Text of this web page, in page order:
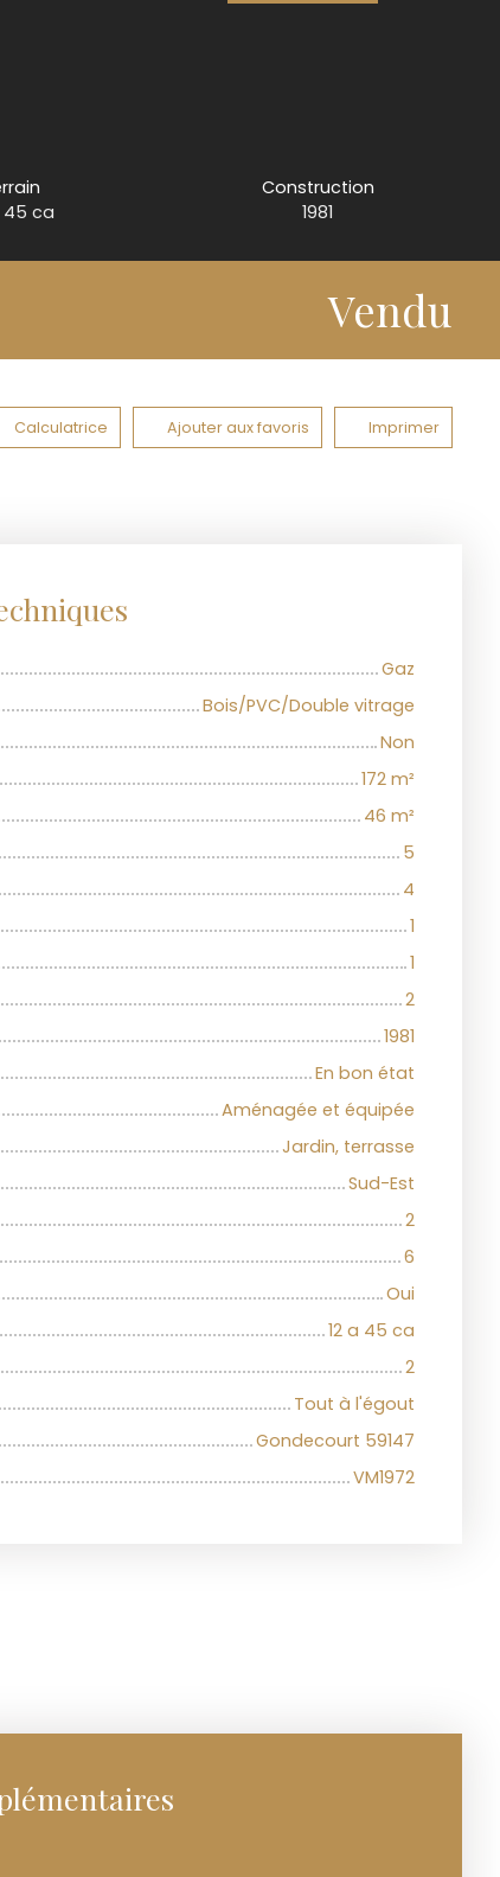
45 ca
Construction
1981
Vendu
Calculatrice Ajouter aux favoris Imprimer
Gaz
Bois/PVC/Double vitrage
Non
172 m²
46 m²
5
4
1
1
2
1981
En bon état
Aménagée et équipée
Jardin, terrasse
Sud-Est
2
6
Oui
12 a 45 ca
2
Tout à l'égout
Gondecourt 59147
VM1972